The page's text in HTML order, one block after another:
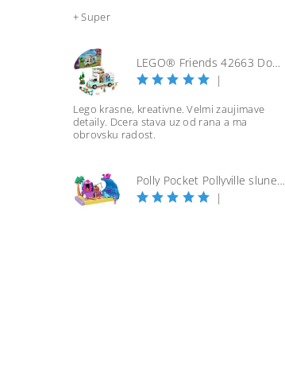
+ Super
LEGO® Friends 42663 Dobrodružství s karavanem přátelství
|
Lego krasne, kreativne. Velmi zaujimave
detaily. Dcera stava uz od rana a ma
obrovsku radost.
Polly Pocket Pollyville slunečná pláž
|